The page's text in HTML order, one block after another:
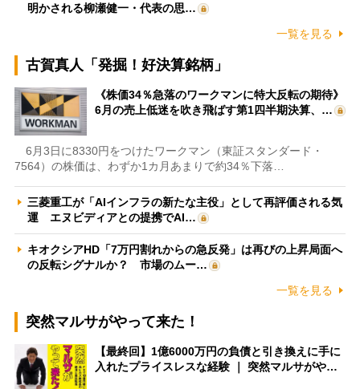
明かされる柳瀬健一・代表の思…
一覧を見る
古賀真人「発掘！好決算銘柄」
《株価34％急落のワークマンに特大反転の期待》
6月の売上低迷を吹き飛ばす第1四半期決算、…
6月3日に8330円をつけたワークマン（東証スタンダード・
7564）の株価は、わずか1カ月あまりで約34％下落…
三菱重工が「AIインフラの新たな主役」として再評価される気
運 エヌビディアとの提携でAI…
キオクシアHD「7万円割れからの急反発」は再びの上昇局面へ
の反転シグナルか？ 市場のムー…
一覧を見る
突然マルサがやって来た！
【最終回】1億6000万円の負債と引き換えに手に
入れたプライスレスな経験 ｜ 突然マルサがや…